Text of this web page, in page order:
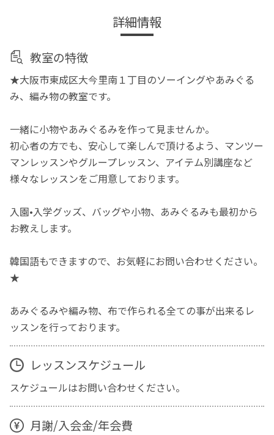
詳細情報
教室の特徴
★大阪市東成区大今里南１丁目のソーイングやあみぐる
み、編み物の教室です。
一緒に小物やあみぐるみを作って見ませんか。
初心者の方でも、安心して楽しんで頂けるよう、マンツー
マンレッスンやグループレッスン、アイテム別講座など
様々なレッスンをご用意しております。
入園•入学グッズ、バッグや小物、あみぐるみも最初から
お教えします。
韓国語もできますので、お気軽にお問い合わせください。
★
あみぐるみや編み物、布で作られる全ての事が出来るレ
ッスンを行っております。
レッスンスケジュール
スケジュールはお問い合わせください。
月謝/入会金/年会費